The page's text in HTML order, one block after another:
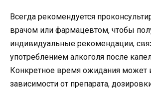
Всегда рекомендуется
врачом или фармацевтом, чтобы
индивидуальные рекомендации,
употреблением алкоголя после
Конкретное время ожидания может
зависимости от препарата,